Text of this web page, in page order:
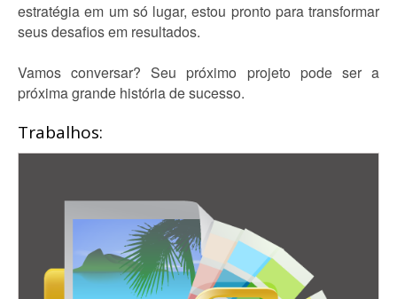
estratégia em um só lugar, estou pronto para transformar
seus desafios em resultados.
Vamos conversar? Seu próximo projeto pode ser a
próxima grande história de sucesso.
Trabalhos: